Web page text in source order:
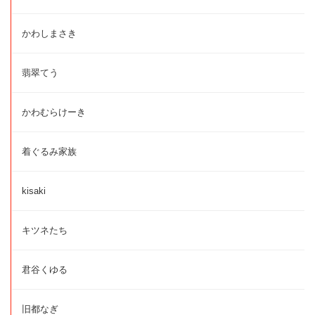
かわしまさき
翡翠てう
かわむらけーき
着ぐるみ家族
kisaki
キツネたち
君谷くゆる
旧都なぎ